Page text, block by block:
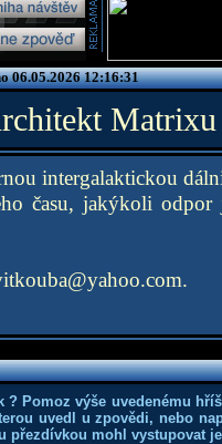
06.05.2026 12:16:31
Matrixu
intergalaktickou
času, jakýkoli
? Pomoz výše uvedenému
uvedl u zpovědi, nebo
přezdívkou mohl vystupovat